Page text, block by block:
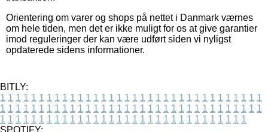
Orientering om varer og shops på nettet i Danmark værnes
om hele tiden, men det er ikke muligt for os at give garantier
imod reguleringer der kan være udført siden vi nyligst
opdaterede sidens informationer.
BITLY:
1 1 1 1 1 1 1 1 1 1 1 1 1 1 1 1 1 1 1 1 1 1 1 1 1 1 1 1 1 1 1 1 1 1
1 1 1 1 1 1 1 1 1 1 1 1 1 1 1 1 1 1 1 1 1 1 1 1 1 1 1 1 1 1 1 1 1 1
1 1 1 1 1 1 1 1 1 1 1 1 1 1 1 1 1 1 1 1 1 1 1 1 1 1 1 1 1 1 1 1
SPOTIFY: